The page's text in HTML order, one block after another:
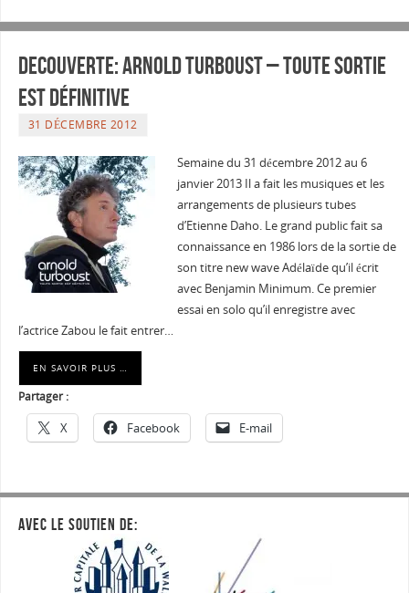
Decouverte: Arnold Turboust – Toute Sortie
Est Définitive
31 DÉCEMBRE 2012
Semaine du 31 décembre 2012 au 6
janvier 2013 Il a fait les musiques et les
arrangements de plusieurs tubes
d’Etienne Daho. Le grand public fait sa
connaissance en 1986 lors de la sortie de
son titre new wave Adélaïde qu’il écrit
avec Benjamin Minimum. Ce premier
essai en solo qu’il enregistre avec
l’actrice Zabou le fait entrer…
EN SAVOIR PLUS …
Partager :
X Facebook E-mail
AVEC LE SOUTIEN DE: